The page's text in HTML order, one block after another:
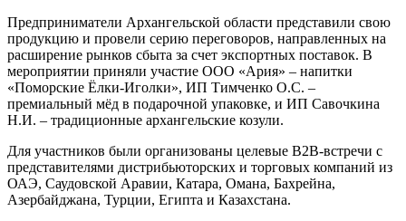
Предприниматели Архангельской области представили свою
продукцию и провели серию переговоров, направленных на
расширение рынков сбыта за счет экспортных поставок. В
мероприятии приняли участие ООО «Ария» – напитки
«Поморские Ёлки-Иголки», ИП Тимченко О.С. –
премиальный мёд в подарочной упаковке, и ИП Савочкина
Н.И. – традиционные архангельские козули.
Для участников были организованы целевые B2B-встречи с
представителями дистрибьюторских и торговых компаний из
ОАЭ, Саудовской Аравии, Катара, Омана, Бахрейна,
Азербайджана, Турции, Египта и Казахстана.